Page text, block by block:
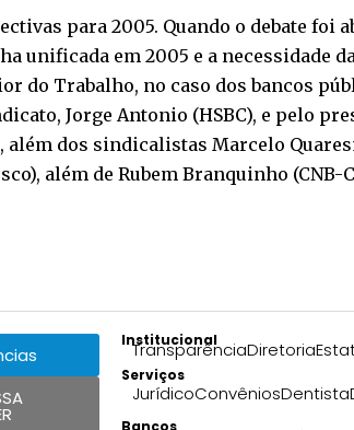
para 2005. Quando o debate foi
unificada em 2005 e a necessidade
do Trabalho, no caso dos bancos
Jorge Antonio (HSBC), e pelo
dos sindicalistas Marcelo
além de Rubem Branquinho (CNB-
Institucional
TransparênciaDiretoria
Serviços
JurídicoConvêniosDentista